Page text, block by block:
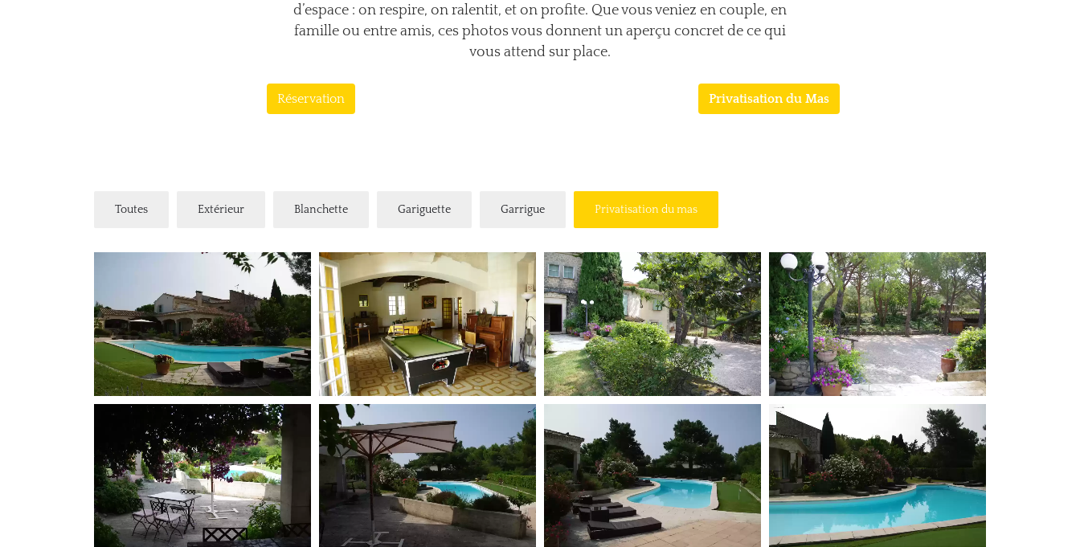
d’espace : on respire, on ralentit, et on profite. Que vous veniez en couple, en
famille ou entre amis, ces photos vous donnent un aperçu concret de ce qui
vous attend sur place.
Réservation Privatisation du Mas
Toutes Extérieur Blanchette Gariguette Garrigue Privatisation du mas